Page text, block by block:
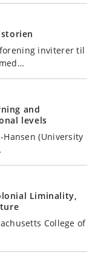
inviterer til
and
levels
Hansen (University
Liminality,
College of